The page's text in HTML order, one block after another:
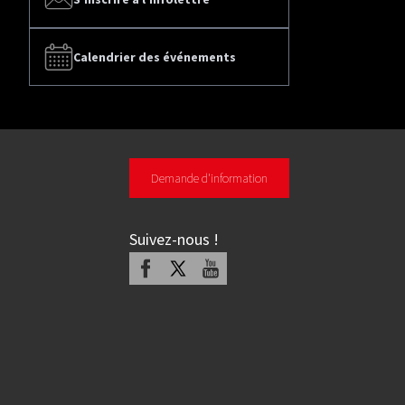
Calendrier des événements
Demande d'information
Suivez-nous !
Facebook Youtube